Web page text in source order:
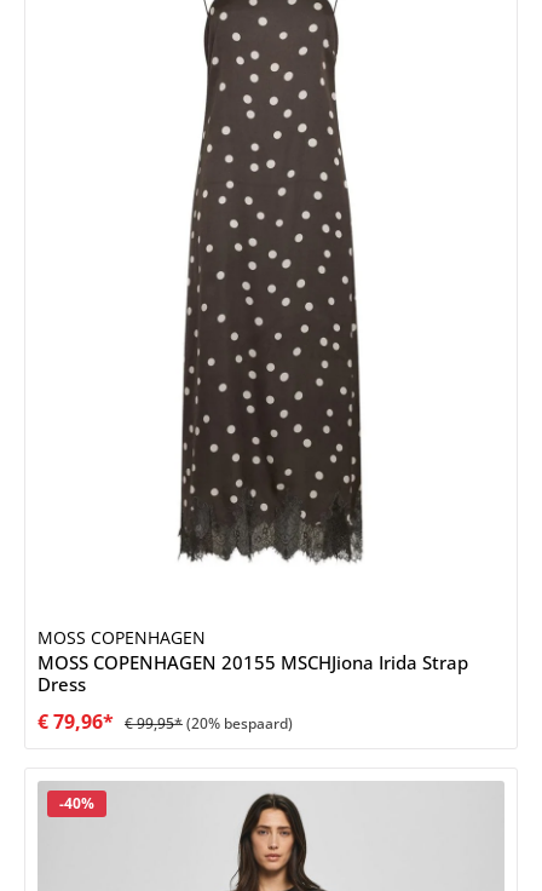
MOSS COPENHAGEN
MOSS COPENHAGEN 20155 MSCHJiona Irida Strap
Dress
€ 79,96* € 99,95*(20% bespaard)
Korting
-40%